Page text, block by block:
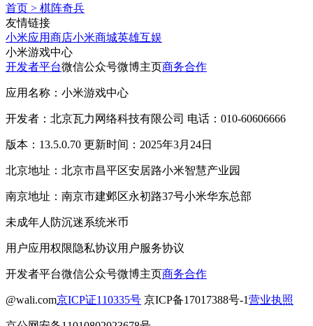
首页 > 棋阵奇兵
友情链接
小米应用商店小米商城英雄互娱
小米游戏中心
开发者平台微信公众号微博主页商务合作
应用名称：小米游戏中心
开发者：北京瓦力网络科技有限公司 电话：010-60606666
版本：13.5.0.70 更新时间：2025年3月24日
北京地址：北京市昌平区安居路小米智慧产业园
南京地址：南京市建邺区永初路37号小米华东总部
未成年人防沉迷系统米币
用户应用权限隐私协议用户服务协议
开发者平台微信公众号微博主页商务合作
@wali.com京ICP证110335号 京ICP备17017388号-1营业执照